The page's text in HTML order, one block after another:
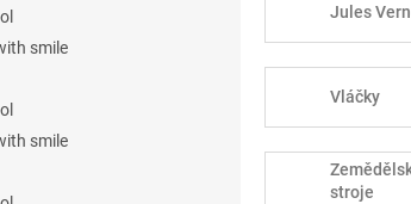
smile
smile
Jules
Vláčky
stroje